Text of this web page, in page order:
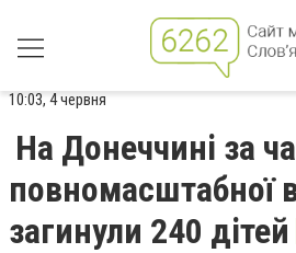
10:03, 4 червня
На Донеччині за
повномасштабної
загинули 240 дітей